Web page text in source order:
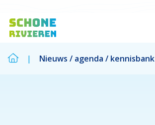
| Nieuws / agenda / kennisbank